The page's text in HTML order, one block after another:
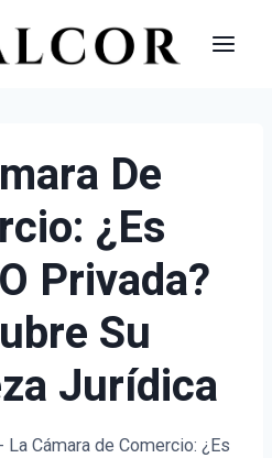
De
¿Es
Privada?
Su
Jurídica
- La Cámara de Comercio: ¿Es